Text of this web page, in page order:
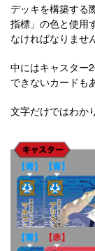
デッキを構築する
指標」の色と使用
なければなりません
中にはキャスター
できないカードも
文字だけではわか